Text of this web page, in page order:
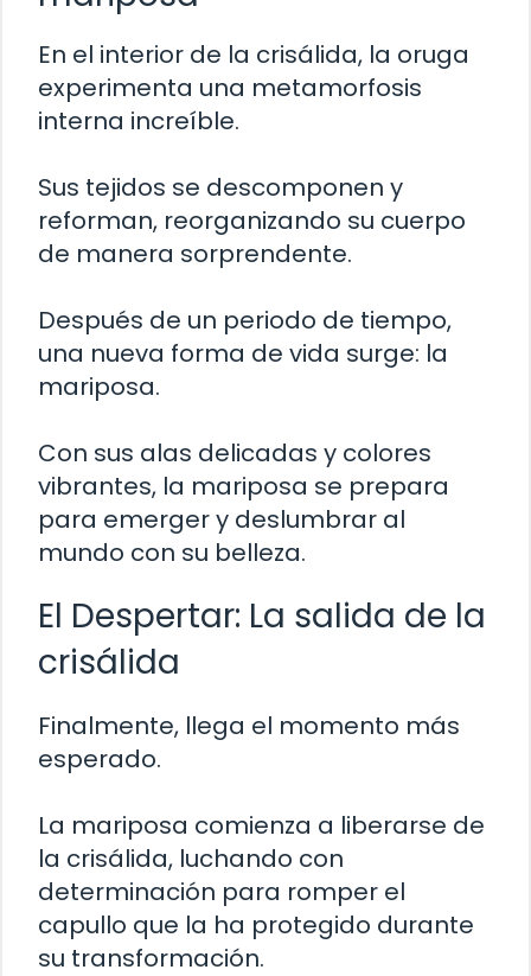
En el interior de la crisálida, la oruga
experimenta una metamorfosis
interna increíble.
Sus tejidos se descomponen y
reforman, reorganizando su cuerpo
de manera sorprendente.
Después de un periodo de tiempo,
una nueva forma de vida surge: la
mariposa.
Con sus alas delicadas y colores
vibrantes, la mariposa se prepara
para emerger y deslumbrar al
mundo con su belleza.
El Despertar: La salida de la
crisálida
Finalmente, llega el momento más
esperado.
La mariposa comienza a liberarse de
la crisálida, luchando con
determinación para romper el
capullo que la ha protegido durante
su transformación.